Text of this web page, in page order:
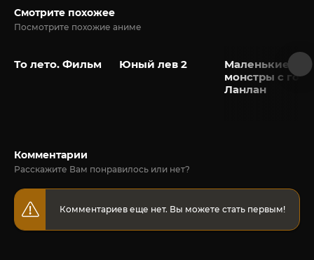
Смотрите похожее
Посмотрите похожие аниме
То лето. Фильм Юный лев 2
Маленькие
монстры с
Ланлан
Комментарии
Расскажите Вам понравилось или нет?
Комментариев еще нет. Вы можете стать первым!